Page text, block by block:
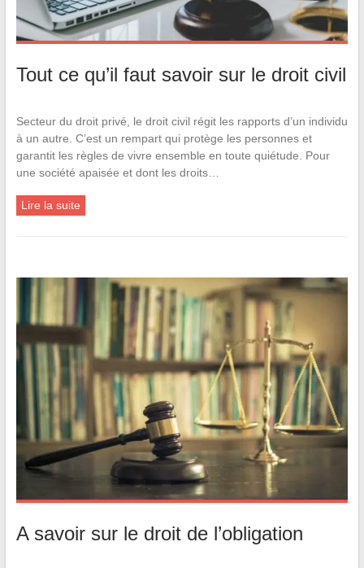
Tout ce qu’il faut savoir sur le droit civil
Secteur du droit privé, le droit civil régit les rapports d’un individu
à un autre. C’est un rempart qui protège les personnes et
garantit les règles de vivre ensemble en toute quiétude. Pour
une société apaisée et dont les droits…
Lire la suite
A savoir sur le droit de l’obligation